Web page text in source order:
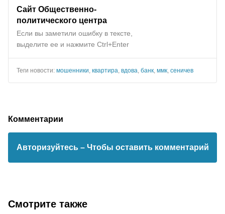
Сайт Общественно-
политического центра
Если вы заметили ошибку в тексте,
выделите ее и нажмите Ctrl+Enter
Теги новости: мошенники квартира вдова банк ммк сеничев
Комментарии
Авторизуйтесь – Чтобы оставить комментарий
Смотрите также